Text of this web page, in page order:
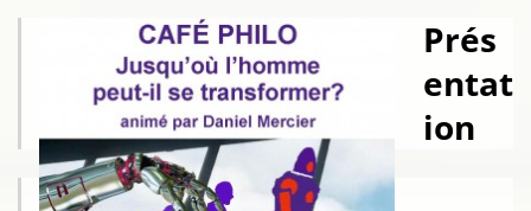
Prés
entat
ion